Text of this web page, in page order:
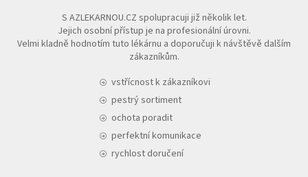
S AZLEKARNOU.CZ spolupracuji již několik let.
Jejich osobní přístup je na profesionální úrovni.
Velmi kladně hodnotím tuto lékárnu a doporučuji k návštěvě dalším
zákazníkům.
vstřícnost k zákazníkovi
pestrý sortiment
ochota poradit
perfektní komunikace
rychlost doručení